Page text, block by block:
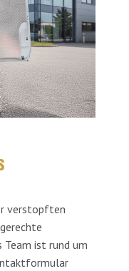
verstopften
Team ist rund um